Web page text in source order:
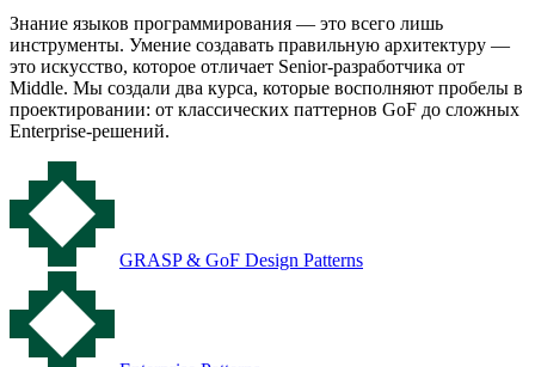
Знание языков программирования — это всего лишь
инструменты. Умение создавать правильную архитектуру —
это искусство, которое отличает Senior-разработчика от
Middle. Мы создали два курса, которые восполняют пробелы в
проектировании: от классических паттернов GoF до сложных
Enterprise-решений.
GRASP & GoF Design Patterns